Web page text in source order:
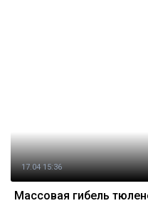
17.04 15:36
Массовая гибель